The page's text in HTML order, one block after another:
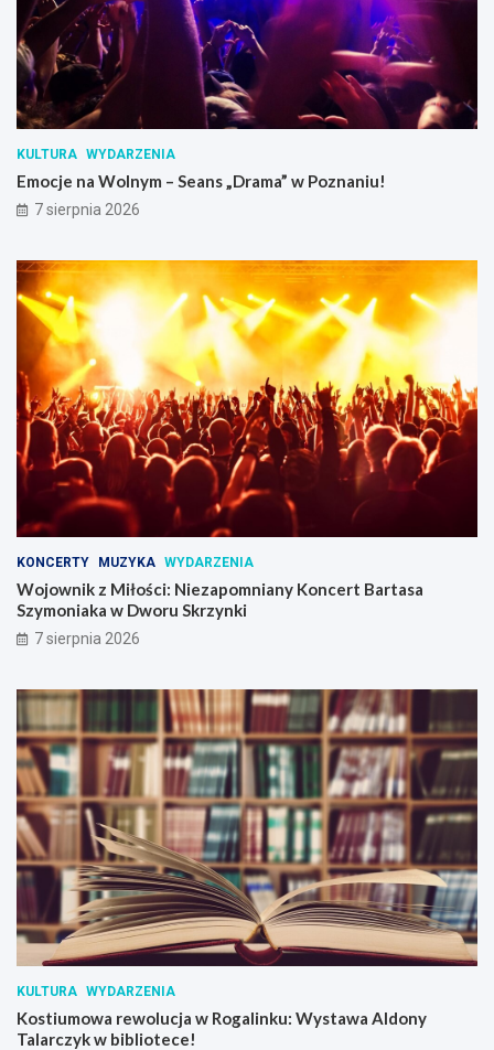
KULTURA WYDARZENIA
Emocje na Wolnym – Seans „Drama” w Poznaniu!
7 sierpnia 2026
KONCERTY MUZYKA WYDARZENIA
Wojownik z Miłości: Niezapomniany Koncert Bartasa
Szymoniaka w Dworu Skrzynki
7 sierpnia 2026
KULTURA WYDARZENIA
Kostiumowa rewolucja w Rogalinku: Wystawa Aldony
Talarczyk w bibliotece!